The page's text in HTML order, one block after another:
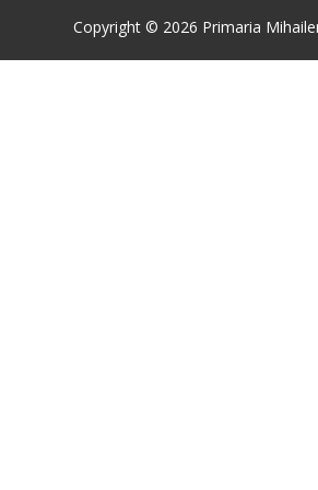
Copyright © 2026 Primaria